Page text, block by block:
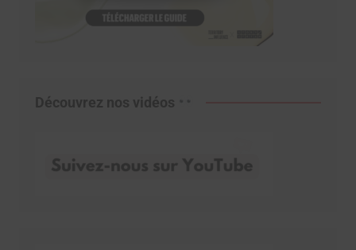
Découvrez nos vidéos